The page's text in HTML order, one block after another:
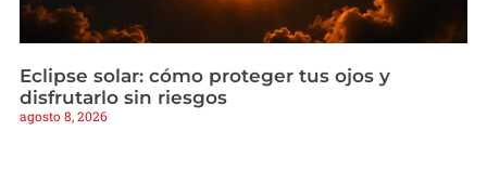
Eclipse solar: cómo proteger tus ojos y
disfrutarlo sin riesgos
agosto 8, 2026